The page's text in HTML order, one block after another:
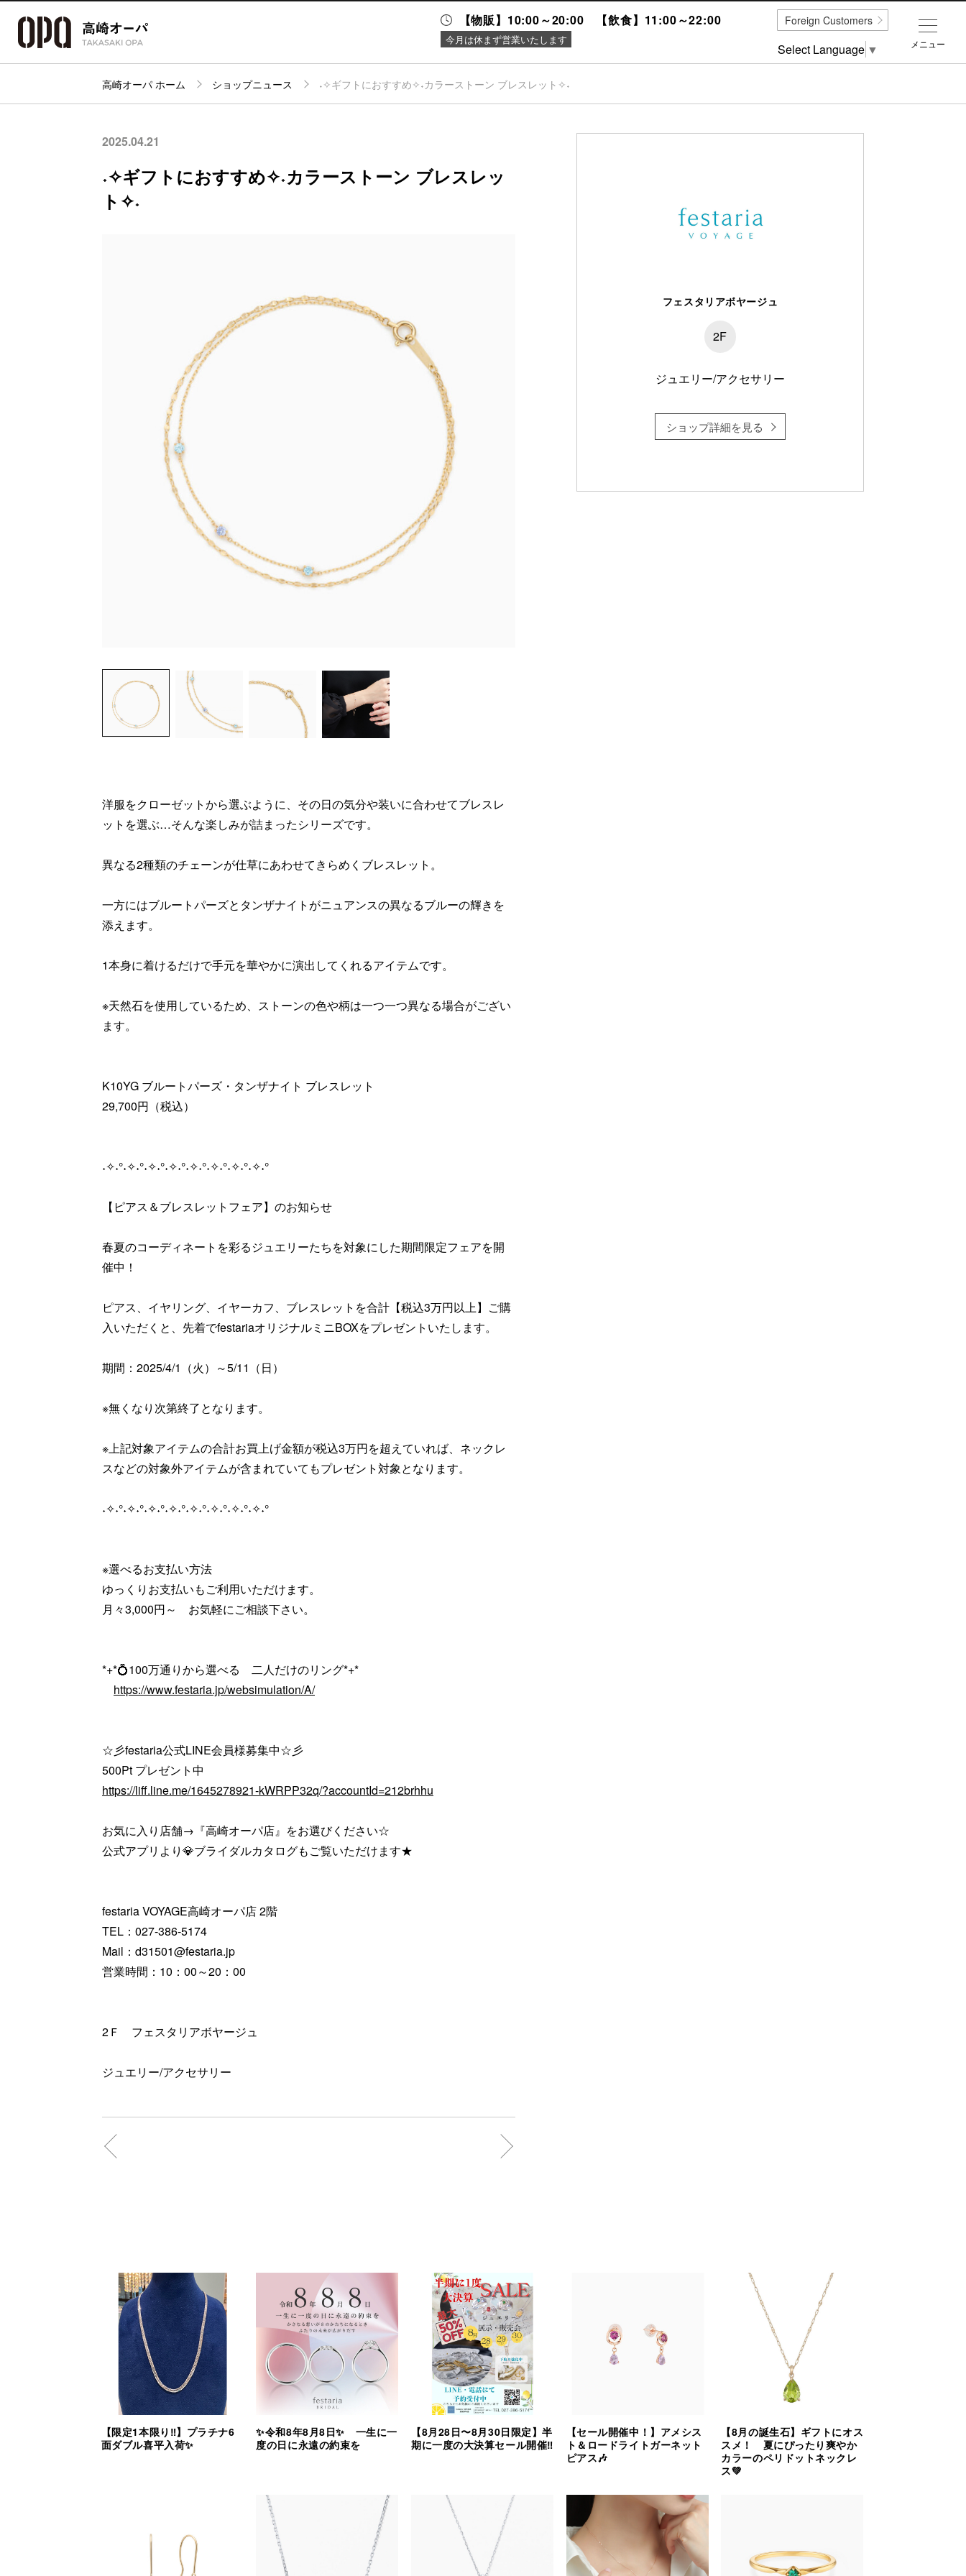
【物販】10:00～20:00 【飲食】11:00～22:00
今月は休まず営業いたします
パーキング
ニュース＆
イベント
高崎オーパ ホーム ショップニュース ˖✧ギフトにおすすめ✧˖カラーストーン ブレスレット✧˖
2025.04.21
˖✧ギフトにおすすめ✧˖カラーストーン ブレスレッ
ト✧˖
洋服をクローゼットから選ぶように、その日の気分や装いに合わせてブレスレ
ットを選ぶ…そんな楽しみが詰まったシリーズです。
異なる2種類のチェーンが仕草にあわせてきらめくブレスレット。
一方にはブルートパーズとタンザナイトがニュアンスの異なるブルーの輝きを
添えます。
1本身に着けるだけで手元を華やかに演出してくれるアイテムです。
※天然石を使用しているため、ストーンの色や柄は一つ一つ異なる場合がござい
ます。
K10YG ブルートパーズ・タンザナイト ブレスレット
29,700円（税込）
˖✧˖°˖✧˖°˖✧˖°˖✧˖°˖✧˖°˖✧˖°˖✧˖°˖✧˖°
【ピアス＆ブレスレットフェア】のお知らせ
春夏のコーディネートを彩るジュエリーたちを対象にした期間限定フェアを開
催中！
ピアス、イヤリング、イヤーカフ、ブレスレットを合計【税込3万円以上】ご購
入いただくと、先着でfestariaオリジナルミニBOXをプレゼントいたします。
期間：2025/4/1（火）～5/11（日）
※無くなり次第終了となります。
※上記対象アイテムの合計お買上げ金額が税込3万円を超えていれば、ネックレ
スなどの対象外アイテムが含まれていてもプレゼント対象となります。
˖✧˖°˖✧˖°˖✧˖°˖✧˖°˖✧˖°˖✧˖°˖✧˖°˖✧˖°
※選べるお支払い方法
ゆっくりお支払いもご利用いただけます。
月々3,000円～ お気軽にご相談下さい。
*+*💍100万通りから選べる 二人だけのリング*+*
https://www.festaria.jp/websimulation/A/
☆彡festaria公式LINE会員様募集中☆彡
500Pt プレゼント中
https://liff.line.me/1645278921-kWRPP32q/?accountId=212brhhu
お気に入り店舗→『高崎オーパ店』をお選びください☆
公式アプリより💎ブライダルカタログもご覧いただけます★
festaria VOYAGE高崎オーパ店 2階
TEL：027-386-5174
Mail：d31501@festaria.jp
営業時間：10：00～20：00
2Ｆ フェスタリアボヤージュ
ジュエリー/アクセサリー
フェスタリアボヤージュ
2F
ジュエリー/アクセサリー
ショップ詳細を見る
【限定1本限り‼︎】プラチナ6
面ダブル喜平入荷✨
✨令和8年8月8日✨ 一生に一
度の日に永遠の約束を
【8月28日〜8月30日限定】半
期に一度の大決算セール開催‼︎
【セール開催中！】アメシス
ト＆ロードライトガーネット
ピアス🎶
【8月の誕生石】ギフトにオス
スメ！ 夏にぴったり爽やか
カラーのペリドットネックレ
ス💚
メニュー
Foreign Customers
Select Language ▼